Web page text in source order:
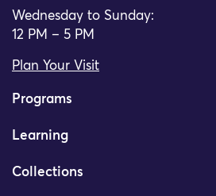
Wednesday to Sunday:
12 PM – 5 PM
Plan Your Visit
Programs
Learning
Collections